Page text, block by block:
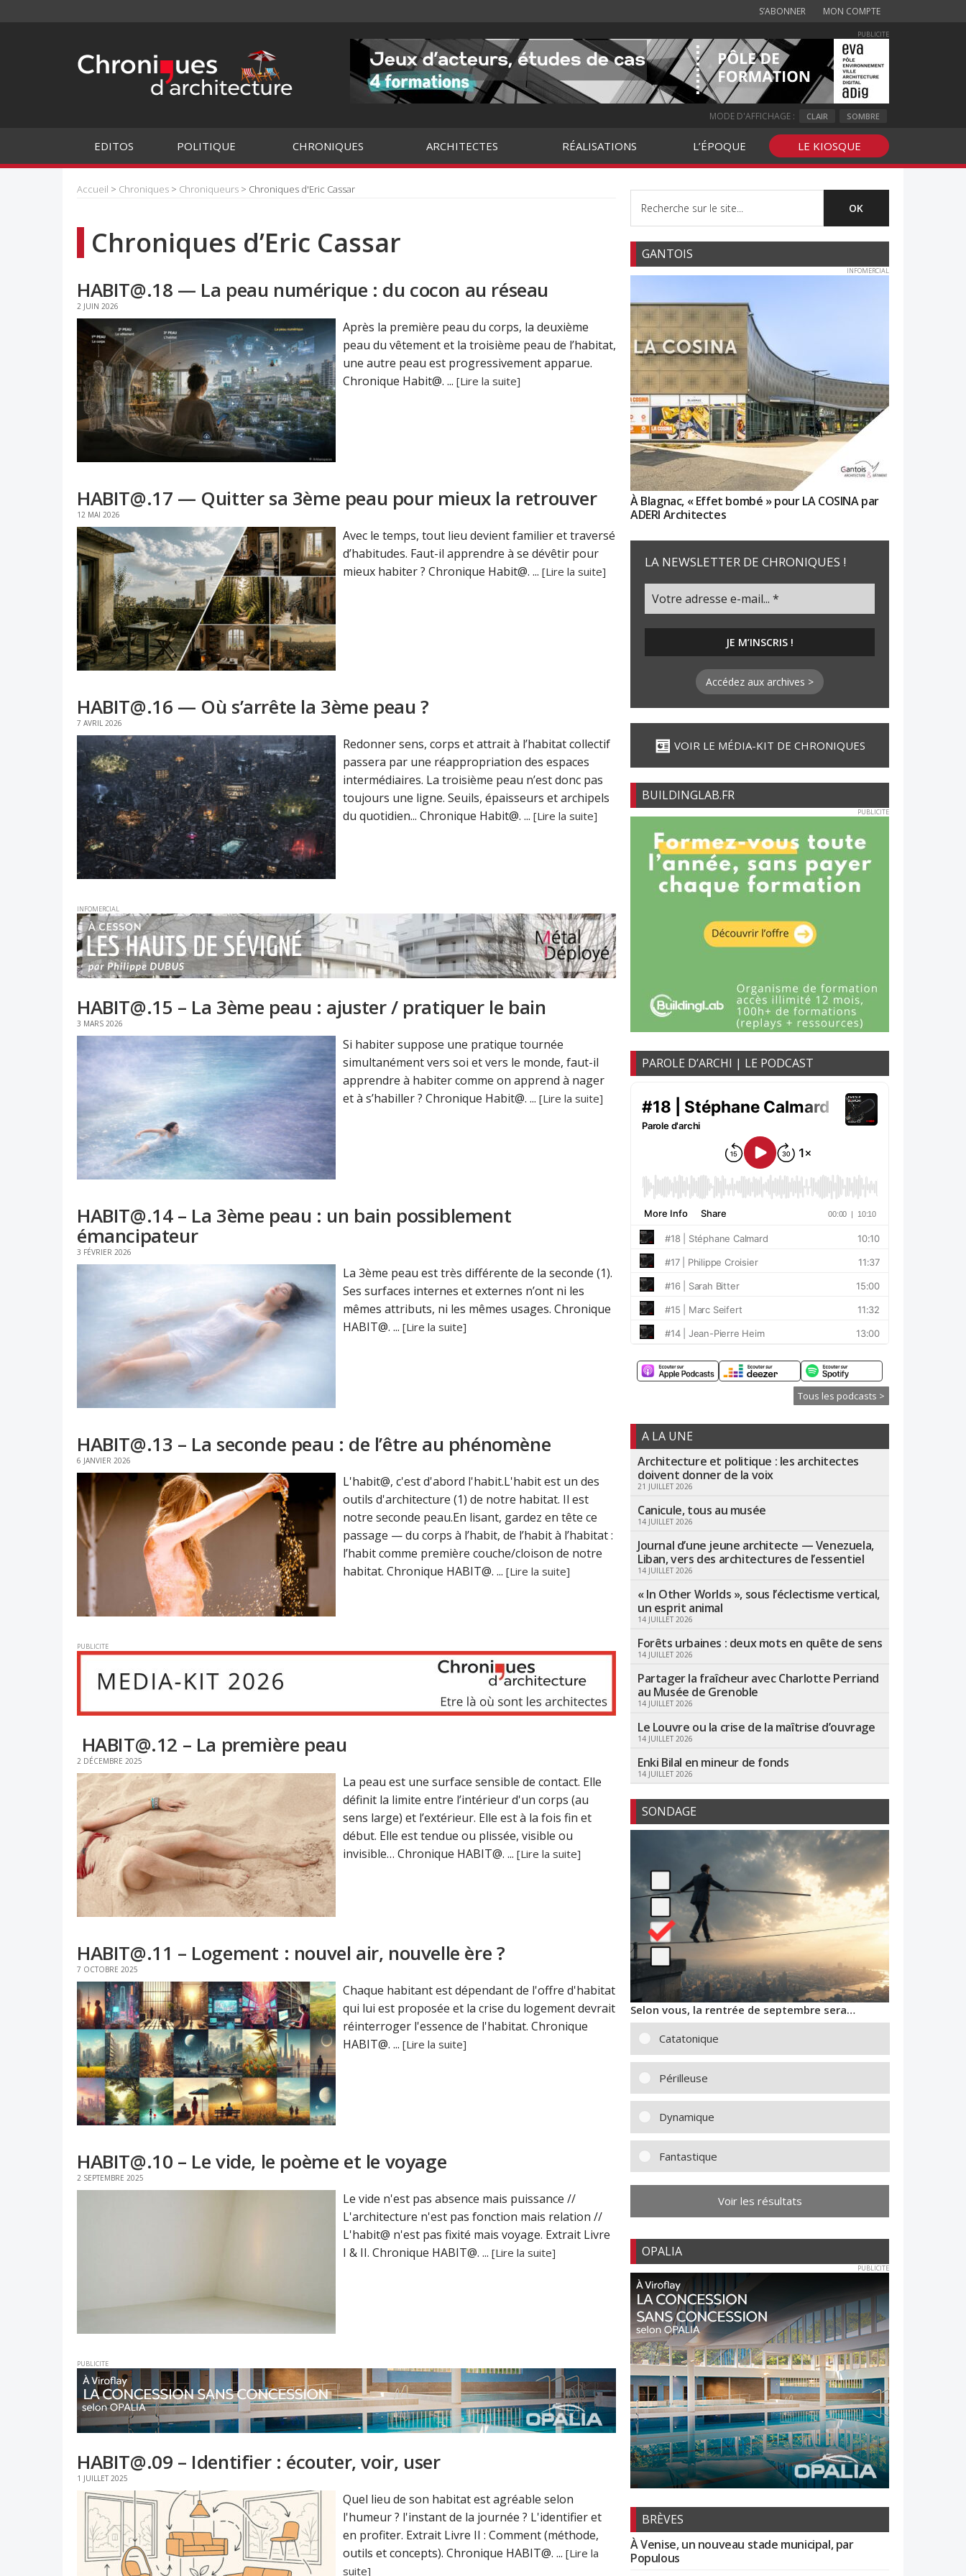
S’ABONNER MON COMPTE
PUBLICITE
MODE D'AFFICHAGE : CLAIR SOMBRE
EDITOS POLITIQUE CHRONIQUES ARCHITECTES RÉALISATIONS L’ÉPOQUE LE KIOSQUE
Accueil > Chroniques > Chroniqueurs > Chroniques d'Eric Cassar
Chroniques d’Eric Cassar
HABIT@.18 — La peau numérique : du cocon au réseau
2 JUIN 2026
Après la première peau du corps, la deuxième
peau du vêtement et la troisième peau de l’habitat,
une autre peau est progressivement apparue.
Chronique Habit@. ... [Lire la suite]
HABIT@.17 — Quitter sa 3ème peau pour mieux la retrouver
12 MAI 2026
Avec le temps, tout lieu devient familier et traversé
d’habitudes. Faut-il apprendre à se dévêtir pour
mieux habiter ? Chronique Habit@. ... [Lire la suite]
HABIT@.16 — Où s’arrête la 3ème peau ?
7 AVRIL 2026
Redonner sens, corps et attrait à l’habitat collectif
passera par une réappropriation des espaces
intermédiaires. La troisième peau n’est donc pas
toujours une ligne. Seuils, épaisseurs et archipels
du quotidien... Chronique Habit@. ... [Lire la suite]
INFOMERCIAL
HABIT@.15 – La 3ème peau : ajuster / pratiquer le bain
3 MARS 2026
Si habiter suppose une pratique tournée
simultanément vers soi et vers le monde, faut-il
apprendre à habiter comme on apprend à nager
et à s’habiller ? Chronique Habit@. ... [Lire la suite]
HABIT@.14 – La 3ème peau : un bain possiblement
émancipateur
3 FÉVRIER 2026
La 3ème peau est très différente de la seconde (1).
Ses surfaces internes et externes n’ont ni les
mêmes attributs, ni les mêmes usages. Chronique
HABIT@. ... [Lire la suite]
HABIT@.13 – La seconde peau : de l’être au phénomène
6 JANVIER 2026
L'habit@, c'est d'abord l'habit.L'habit est un des
outils d'architecture (1) de notre habitat. Il est
notre seconde peau.En lisant, gardez en tête ce
passage — du corps à l’habit, de l’habit à l’habitat :
l’habit comme première couche/cloison de notre
habitat. Chronique HABIT@. ... [Lire la suite]
PUBLICITE
HABIT@.12 – La première peau
2 DÉCEMBRE 2025
La peau est une surface sensible de contact. Elle
définit la limite entre l’intérieur d'un corps (au
sens large) et l’extérieur. Elle est à la fois fin et
début. Elle est tendue ou plissée, visible ou
invisible… Chronique HABIT@. ... [Lire la suite]
HABIT@.11 – Logement : nouvel air, nouvelle ère ?
7 OCTOBRE 2025
Chaque habitant est dépendant de l'offre d'habitat
qui lui est proposée et la crise du logement devrait
réinterroger l'essence de l'habitat. Chronique
HABIT@. ... [Lire la suite]
HABIT@.10 – Le vide, le poème et le voyage
2 SEPTEMBRE 2025
Le vide n'est pas absence mais puissance //
L'architecture n'est pas fonction mais relation //
L'habit@ n'est pas fixité mais voyage. Extrait Livre
I & II. Chronique HABIT@. ... [Lire la suite]
PUBLICITE
HABIT@.09 – Identifier : écouter, voir, user
1 JUILLET 2025
Quel lieu de son habitat est agréable selon
l'humeur ? l'instant de la journée ? L'identifier et
en profiter. Extrait Livre II : Comment (méthode,
outils et concepts). Chronique HABIT@. ... [Lire la
suite]
GANTOIS
INFOMERCIAL
À Blagnac, « Effet bombé » pour LA COSINA par
ADERI Architectes
LA NEWSLETTER DE CHRONIQUES !
Accédez aux archives >
VOIR LE MÉDIA-KIT DE CHRONIQUES
BUILDINGLAB.FR
PUBLICITE
PAROLE D’ARCHI | LE PODCAST
Tous les podcasts >
A LA UNE
Architecture et politique : les architectes
doivent donner de la voix
21 JUILLET 2026
Canicule, tous au musée
14 JUILLET 2026
Journal d’une jeune architecte — Venezuela,
Liban, vers des architectures de l’essentiel
14 JUILLET 2026
« In Other Worlds », sous l’éclectisme vertical,
un esprit animal
14 JUILLET 2026
Forêts urbaines : deux mots en quête de sens
14 JUILLET 2026
Partager la fraîcheur avec Charlotte Perriand
au Musée de Grenoble
14 JUILLET 2026
Le Louvre ou la crise de la maîtrise d’ouvrage
14 JUILLET 2026
Enki Bilal en mineur de fonds
14 JUILLET 2026
SONDAGE
Selon vous, la rentrée de septembre sera…
Catatonique
Périlleuse
Dynamique
Fantastique
Voir les résultats
OPALIA
PUBLICITE
BRÈVES
À Venise, un nouveau stade municipal, par
Populous